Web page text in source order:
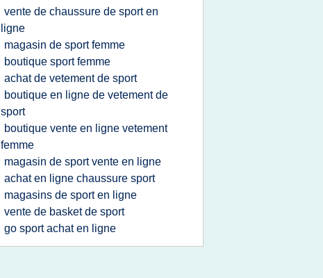
vente de chaussure de sport en
ligne
magasin de sport femme
boutique sport femme
achat de vetement de sport
boutique en ligne de vetement de
sport
boutique vente en ligne vetement
femme
magasin de sport vente en ligne
achat en ligne chaussure sport
magasins de sport en ligne
vente de basket de sport
go sport achat en ligne